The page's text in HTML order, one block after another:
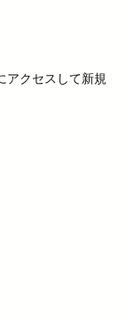
アクセスして新規